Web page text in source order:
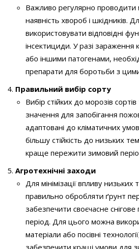
Важливо регулярно проводити
наявність хвороб і шкідників.
використовувати відповідні
інсектициди. У разі
або іншими патогенами,
препарати для боротьби з
Правильний вибір сорту
Вибір стійких до морозів
значення для запобігання
адаптовані до кліматичних
більшу стійкість до низьких
краще пережити зимовий
Агротехнічні заходи
Для мінімізації впливу
правильно обробляти ґрунт
забезпечити своєчасне
період. Для цього можна
матеріали або посівні
забезпечити кращі умови для